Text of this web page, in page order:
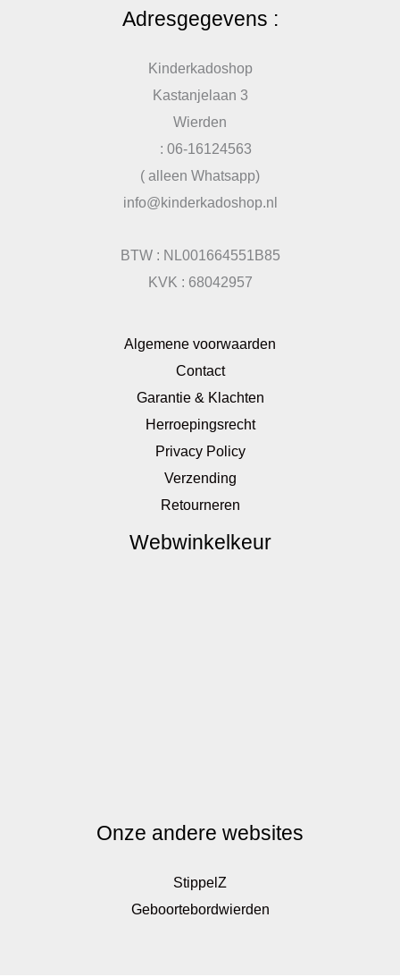
Adresgegevens :
Kinderkadoshop
Kastanjelaan 3
Wierden
: 06-16124563
( alleen Whatsapp)
info@kinderkadoshop.nl
BTW : NL001664551B85
KVK : 68042957
Algemene voorwaarden
Contact
Garantie & Klachten
Herroepingsrecht
Privacy Policy
Verzending
Retourneren
Webwinkelkeur
Onze andere websites
StippelZ
Geboortebordwierden